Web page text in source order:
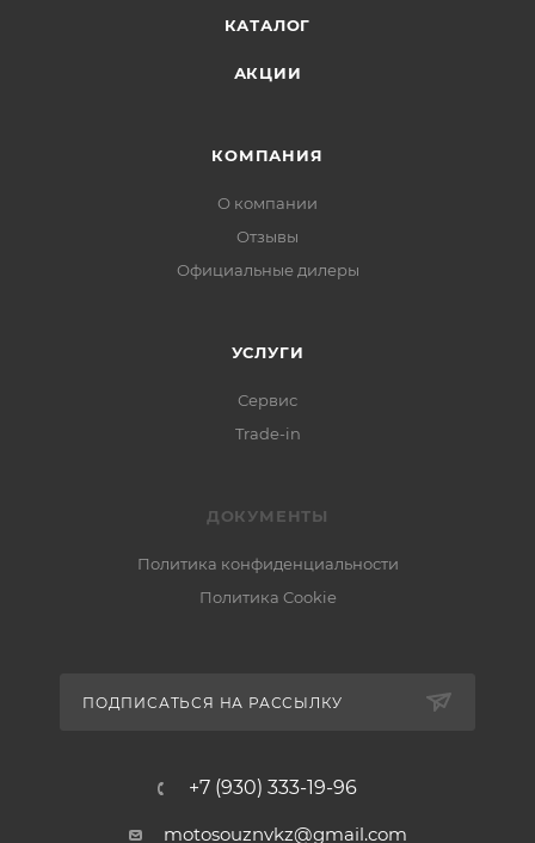
КАТАЛОГ
АКЦИИ
КОМПАНИЯ
О компании
Отзывы
Официальные дилеры
УСЛУГИ
Сервис
Trade-in
ДОКУМЕНТЫ
Политика конфиденциальности
Политика Cookie
ПОДПИСАТЬСЯ НА РАССЫЛКУ
+7 (930) 333-19-96
motosouznvkz@gmail.com